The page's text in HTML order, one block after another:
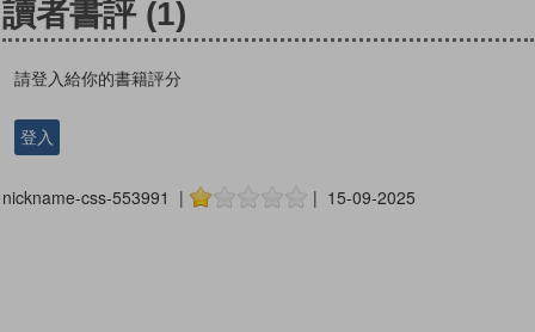
讀者書評 (1)
請登入給你的書籍評分
登入
nickname-css-553991 | | 15-09-2025